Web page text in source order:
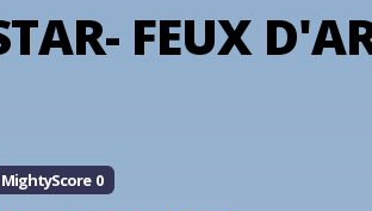
FEUX
MightyScore 0